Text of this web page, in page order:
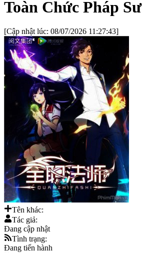
Toàn Chức Pháp Sư
[Cập nhật lúc: 08/07/2026 11:27:43]
Tên khác:
Tác giả:
Đang cập nhật
Tình trạng:
Đang tiến hành